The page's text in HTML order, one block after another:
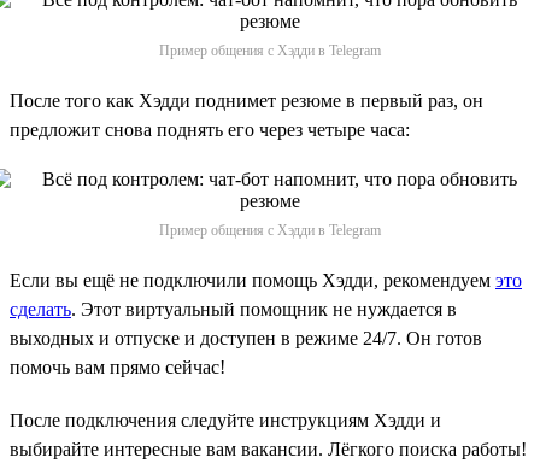
Пример общения с Хэдди в Telegram
После того как Хэдди поднимет резюме в первый раз, он
предложит снова поднять его через четыре часа:
Пример общения с Хэдди в Telegram
Если вы ещё не подключили помощь Хэдди, рекомендуем это
сделать. Этот виртуальный помощник не нуждается в
выходных и отпуске и доступен в режиме 24/7. Он готов
помочь вам прямо сейчас!
После подключения следуйте инструкциям Хэдди и
выбирайте интересные вам вакансии. Лёгкого поиска работы!